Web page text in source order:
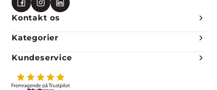
Kontakt os
Kategorier
Kundeservice